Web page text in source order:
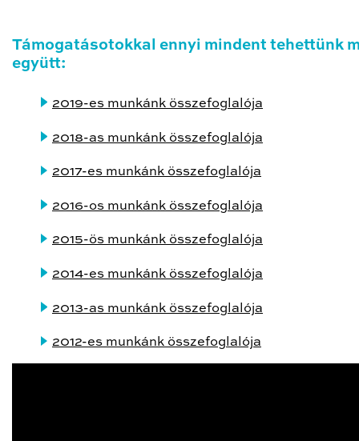
Támogatásotokkal ennyi mindent tehettünk
együtt:
2019-es munkánk összefoglalója
2018-as munkánk összefoglalója
2017-es munkánk összefoglalója
2016-os munkánk összefoglalója
2015-ös munkánk összefoglalója
2014-es munkánk összefoglalója
2013-as munkánk összefoglalója
2012-es munkánk összefoglalója